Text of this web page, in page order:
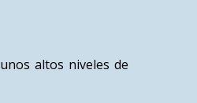
altos niveles de